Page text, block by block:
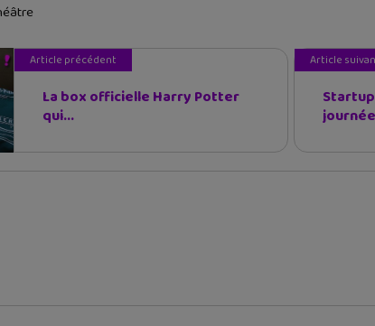
Article précédent
La box officielle Harry Potter
qui...
Article
Startup